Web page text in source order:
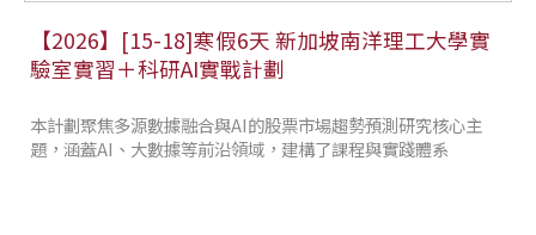
【2026】[15-18]寒假6天 新加坡南洋理工大學實
驗室實習＋科研AI實戰計劃
本計劃聚焦多源數據融合與AI的股票市場趨勢預測研究核心主
題，涵蓋AI、大數據等前沿領域，建構了課程與實踐體系